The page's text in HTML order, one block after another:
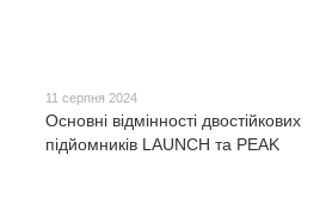
11 серпня 2024
Основні відмінності двостійкових
підйомників LAUNCH та PEAK